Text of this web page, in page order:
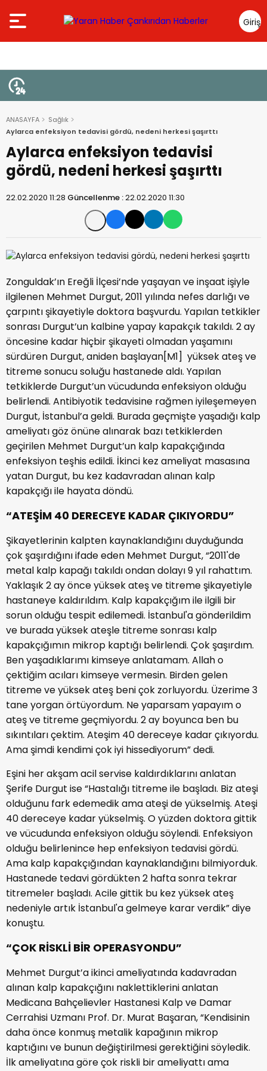
Giriş
Yap
ANASAYFA
Sağlık
Aylarca enfeksiyon tedavisi gördü, nedeni herkesi şaşırttı
Aylarca enfeksiyon tedavisi
gördü, nedeni herkesi şaşırttı
22.02.2020 11:28 Güncellenme :22.02.2020 11:30
Zonguldak’ın Ereğli İlçesi’nde yaşayan ve inşaat işiyle
ilgilenen Mehmet Durgut, 2011 yılında nefes darlığı ve
çarpıntı şikayetiyle doktora başvurdu. Yapılan tetkikler
sonrası Durgut’un kalbine yapay kapakçık takıldı. 2 ay
öncesine kadar hiçbir şikayeti olmadan yaşamını
sürdüren Durgut, aniden başlayan[M1] yüksek ateş ve
titreme sonucu soluğu hastanede aldı. Yapılan
tetkiklerde Durgut’un vücudunda enfeksiyon olduğu
belirlendi. Antibiyotik tedavisine rağmen iyileşemeyen
Durgut, İstanbul’a geldi. Burada geçmişte yaşadığı kalp
ameliyatı göz önüne alınarak bazı tetkiklerden
geçirilen Mehmet Durgut’un kalp kapakçığında
enfeksiyon teşhis edildi. İkinci kez ameliyat masasına
yatan Durgut, bu kez kadavradan alınan kalp
kapakçığı ile hayata döndü.
“ATEŞİM 40 DERECEYE KADAR ÇIKIYORDU”
Şikayetlerinin kalpten kaynaklandığını duyduğunda
çok şaşırdığını ifade eden Mehmet Durgut, “2011'de
metal kalp kapağı takıldı ondan dolayı 9 yıl rahattım.
Yaklaşık 2 ay önce yüksek ateş ve titreme şikayetiyle
hastaneye kaldırıldım. Kalp kapakçığım ile ilgili bir
sorun olduğu tespit edilemedi. İstanbul'a gönderildim
ve burada yüksek ateşle titreme sonrası kalp
kapakçığımın mikrop kaptığı belirlendi. Çok şaşırdım.
Ben yaşadıklarımı kimseye anlatamam. Allah o
çektiğim acıları kimseye vermesin. Birden gelen
titreme ve yüksek ateş beni çok zorluyordu. Üzerime 3
tane yorgan örtüyordum. Ne yaparsam yapayım o
ateş ve titreme geçmiyordu. 2 ay boyunca ben bu
sıkıntıları çektim. Ateşim 40 dereceye kadar çıkıyordu.
Ama şimdi kendimi çok iyi hissediyorum” dedi.
Eşini her akşam acil servise kaldırdıklarını anlatan
Şerife Durgut ise “Hastalığı titreme ile başladı. Biz ateşi
olduğunu fark edemedik ama ateşi de yükselmiş. Ateşi
40 dereceye kadar yükselmiş. O yüzden doktora gittik
ve vücudunda enfeksiyon olduğu söylendi. Enfeksiyon
olduğu belirlenince hep enfeksiyon tedavisi gördü.
Ama kalp kapakçığından kaynaklandığını bilmiyorduk.
Hastanede tedavi gördükten 2 hafta sonra tekrar
titremeler başladı. Acile gittik bu kez yüksek ateş
nedeniyle artık İstanbul'a gelmeye karar verdik” diye
konuştu.
“ÇOK RİSKLİ BİR OPERASYONDU”
Mehmet Durgut’a ikinci ameliyatında kadavradan
alınan kalp kapakçığını naklettiklerini anlatan
Medicana Bahçelievler Hastanesi Kalp ve Damar
Cerrahisi Uzmanı Prof. Dr. Murat Başaran, “Kendisinin
daha önce konmuş metalik kapağının mikrop
kaptığını ve bunun değiştirilmesi gerektiğini söyledik.
İlk ameliyatına göre çok riskli bir ameliyattı ama